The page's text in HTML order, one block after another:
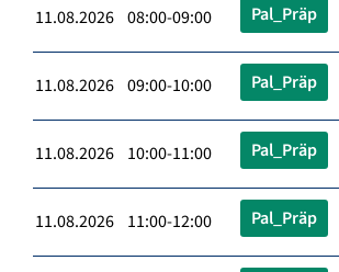
11.08.2026 08:00-09:00 Pal_Präp
11.08.2026 09:00-10:00 Pal_Präp
11.08.2026 10:00-11:00 Pal_Präp
11.08.2026 11:00-12:00 Pal_Präp